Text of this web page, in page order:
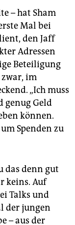
– hat Sham
Mal bei
den Jaff
Adressen
Beteiligung
im
„Ich muss
genug Geld
können.
Spenden zu
das denn gut
keins. Auf
Talks und
der jungen
– aus der